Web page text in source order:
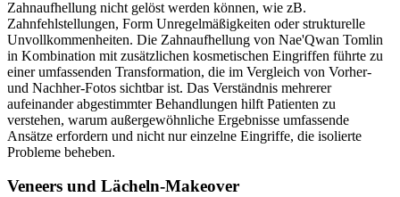
Zahnaufhellung nicht gelöst werden können, wie zB.
Zahnfehlstellungen, Form Unregelmäßigkeiten oder strukturelle
Unvollkommenheiten. Die Zahnaufhellung von Nae'Qwan Tomlin
in Kombination mit zusätzlichen kosmetischen Eingriffen führte zu
einer umfassenden Transformation, die im Vergleich von Vorher-
und Nachher-Fotos sichtbar ist. Das Verständnis mehrerer
aufeinander abgestimmter Behandlungen hilft Patienten zu
verstehen, warum außergewöhnliche Ergebnisse umfassende
Ansätze erfordern und nicht nur einzelne Eingriffe, die isolierte
Probleme beheben.
Veneers und Lächeln-Makeover